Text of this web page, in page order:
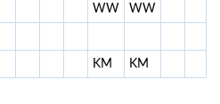
WW WW
KM KM